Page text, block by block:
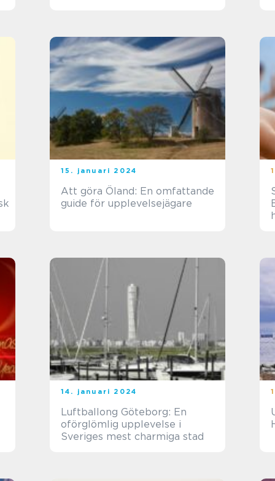
15. januari 2024
Att göra Öland: En omfattande
guide för upplevelsejägare
14. januari 2024
Luftballong Göteborg: En
oförglömlig upplevelse i
Sveriges mest charmiga stad